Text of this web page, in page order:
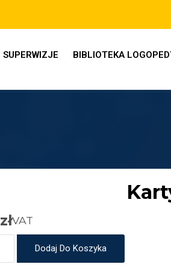
SUPERWIZJE BIBLIOTEKA
złVAT
Dodaj Do Koszyka